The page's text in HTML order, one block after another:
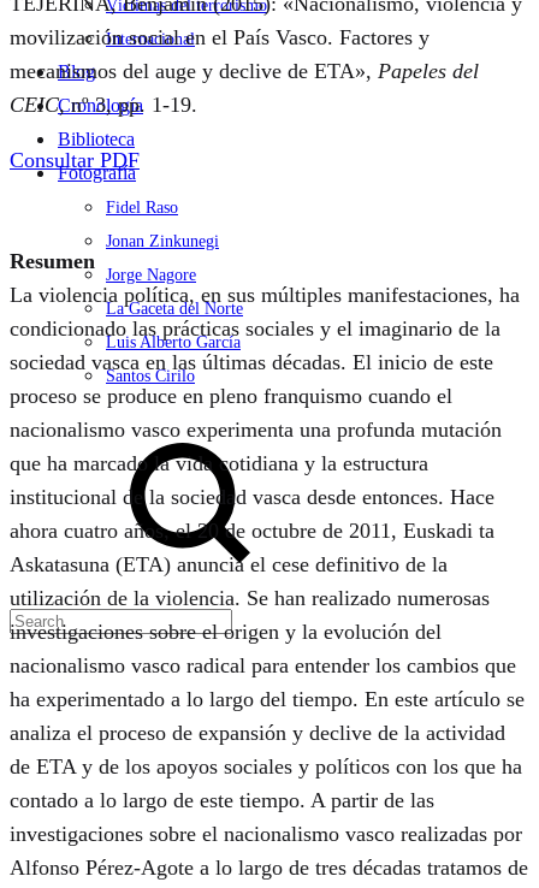
Víctimas del terrorismo
Internacional
Blog
Cronología
Biblioteca
Fotografía
Fidel Raso
Jonan Zinkunegi
Jorge Nagore
La Gaceta del Norte
Luis Alberto García
Santos Cirilo
Search
movilización social en el País Vasco. Factores y
mecanismos del auge y declive de ETA», Papeles del
CEIC, nº 3, pp. 1-19.
Consultar PDF
Resumen
La violencia política, en sus múltiples manifestaciones, ha
condicionado las prácticas sociales y el imaginario de la
sociedad vasca en las últimas décadas. El inicio de este
proceso se produce en pleno franquismo cuando el
nacionalismo vasco experimenta una profunda mutación
que ha marcado la vida cotidiana y la estructura
institucional de la sociedad vasca desde entonces. Hace
ahora cuatro años, el 20 de octubre de 2011, Euskadi ta
Askatasuna (ETA) anuncia el cese definitivo de la
utilización de la violencia. Se han realizado numerosas
investigaciones sobre el origen y la evolución del
nacionalismo vasco radical para entender los cambios que
ha experimentado a lo largo del tiempo. En este artículo se
analiza el proceso de expansión y declive de la actividad
de ETA y de los apoyos sociales y políticos con los que ha
contado a lo largo de este tiempo. A partir de las
investigaciones sobre el nacionalismo vasco realizadas por
Alfonso Pérez-Agote a lo largo de tres décadas tratamos de